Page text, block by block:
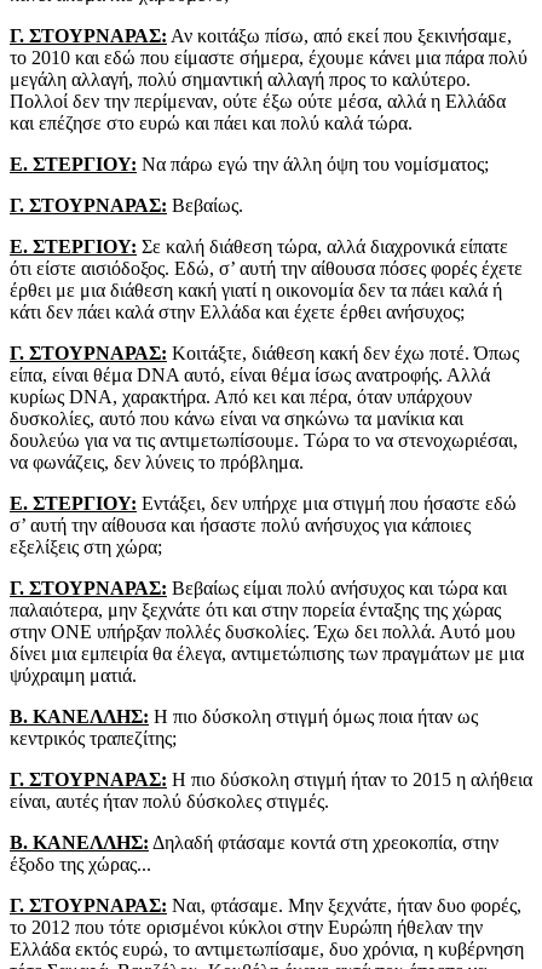
Γ. ΣΤΟΥΡΝΑΡΑΣ: Αν κοιτάξω πίσω, από εκεί που ξεκινήσαμε,
το 2010 και εδώ που είμαστε σήμερα, έχουμε κάνει μια πάρα πολύ
μεγάλη αλλαγή, πολύ σημαντική αλλαγή προς το καλύτερο.
Πολλοί δεν την περίμεναν, ούτε έξω ούτε μέσα, αλλά η Ελλάδα
και επέζησε στο ευρώ και πάει και πολύ καλά τώρα.
Ε. ΣΤΕΡΓΙΟΥ: Να πάρω εγώ την άλλη όψη του νομίσματος;
Γ. ΣΤΟΥΡΝΑΡΑΣ: Βεβαίως.
Ε. ΣΤΕΡΓΙΟΥ: Σε καλή διάθεση τώρα, αλλά διαχρονικά είπατε
ότι είστε αισιόδοξος. Εδώ, σ’ αυτή την αίθουσα πόσες φορές έχετε
έρθει με μια διάθεση κακή γιατί η οικονομία δεν τα πάει καλά ή
κάτι δεν πάει καλά στην Ελλάδα και έχετε έρθει ανήσυχος;
Γ. ΣΤΟΥΡΝΑΡΑΣ: Κοιτάξτε, διάθεση κακή δεν έχω ποτέ. Όπως
είπα, είναι θέμα DNA αυτό, είναι θέμα ίσως ανατροφής. Αλλά
κυρίως DNA, χαρακτήρα. Από κει και πέρα, όταν υπάρχουν
δυσκολίες, αυτό που κάνω είναι να σηκώνω τα μανίκια και
δουλεύω για να τις αντιμετωπίσουμε. Τώρα το να στενοχωριέσαι,
να φωνάζεις, δεν λύνεις το πρόβλημα.
Ε. ΣΤΕΡΓΙΟΥ: Εντάξει, δεν υπήρχε μια στιγμή που ήσαστε εδώ
σ’ αυτή την αίθουσα και ήσαστε πολύ ανήσυχος για κάποιες
εξελίξεις στη χώρα;
Γ. ΣΤΟΥΡΝΑΡΑΣ: Βεβαίως είμαι πολύ ανήσυχος και τώρα και
παλαιότερα, μην ξεχνάτε ότι και στην πορεία ένταξης της χώρας
στην ΟΝΕ υπήρξαν πολλές δυσκολίες. Έχω δει πολλά. Αυτό μου
δίνει μια εμπειρία θα έλεγα, αντιμετώπισης των πραγμάτων με μια
ψύχραιμη ματιά.
Β. ΚΑΝΕΛΛΗΣ: Η πιο δύσκολη στιγμή όμως ποια ήταν ως
κεντρικός τραπεζίτης;
Γ. ΣΤΟΥΡΝΑΡΑΣ: Η πιο δύσκολη στιγμή ήταν το 2015 η αλήθεια
είναι, αυτές ήταν πολύ δύσκολες στιγμές.
Β. ΚΑΝΕΛΛΗΣ: Δηλαδή φτάσαμε κοντά στη χρεοκοπία, στην
έξοδο της χώρας...
Γ. ΣΤΟΥΡΝΑΡΑΣ: Ναι, φτάσαμε. Μην ξεχνάτε, ήταν δυο φορές,
το 2012 που τότε ορισμένοι κύκλοι στην Ευρώπη ήθελαν την
Ελλάδα εκτός ευρώ, το αντιμετωπίσαμε, δυο χρόνια, η κυβέρνηση